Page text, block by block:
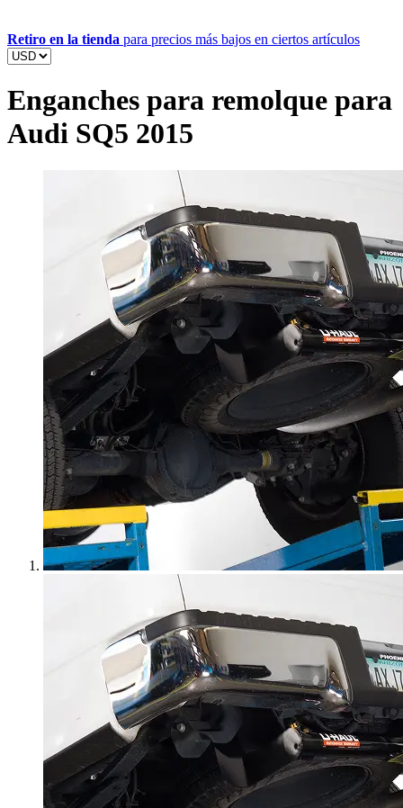
Retiro en la tienda para precios más bajos en ciertos artículos
Enganches para remolque para
Audi SQ5 2015